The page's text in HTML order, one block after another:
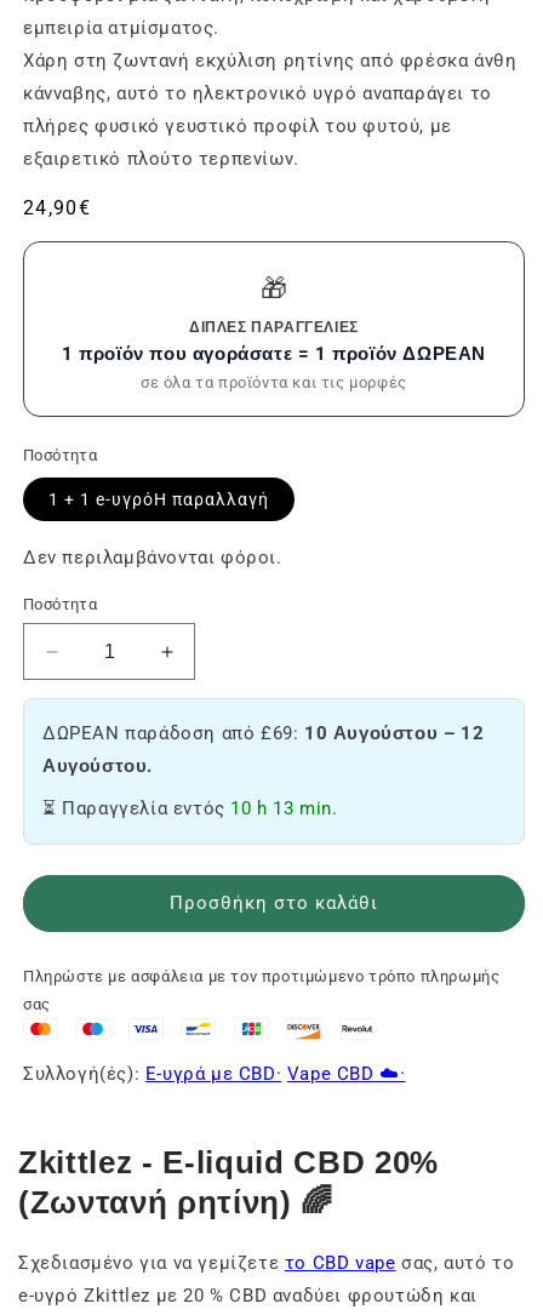
εμπειρία ατμίσματος.
Χάρη στη ζωντανή εκχύλιση ρητίνης από φρέσκα άνθη
κάνναβης, αυτό το ηλεκτρονικό υγρό αναπαράγει το
πλήρες φυσικό γευστικό προφίλ του φυτού, με
εξαιρετικό πλούτο τερπενίων.
Συνήθης
τιμή
24,90€
🎁
ΔΙΠΛΈΣ ΠΑΡΑΓΓΕΛΊΕΣ
1 προϊόν που αγοράσατε = 1 προϊόν ΔΩΡΕΑΝ
σε όλα τα προϊόντα και τις μορφές
Ποσότητα
1 + 1 e-υγρόΗ παραλλαγή
Δεν περιλαμβάνονται φόροι.
Ποσότητα
Μειώστε
την
του
20%
E-
liquid
Αύξηση
της
του
20%
CBD
Zkittlez
🌈
ΔΩΡΕΑΝ παράδοση από £69: 10 Αυγούστου – 12
Αυγούστου.
⏳ Παραγγελία εντός 10 h 13 min.
Προσθήκη στο καλάθι
Πληρώστε με ασφάλεια με τον προτιμώμενο τρόπο πληρωμής
σας
Συλλογή(ές): E-υγρά με CBD· Vape CBD ☁️·
Zkittlez - E-liquid CBD 20%
(Ζωντανή ρητίνη) 🌈
Σχεδιασμένο για να γεμίζετε το CBD vape σας, αυτό το
e-υγρό Zkittlez με 20 % CBD αναδύει φρουτώδη και